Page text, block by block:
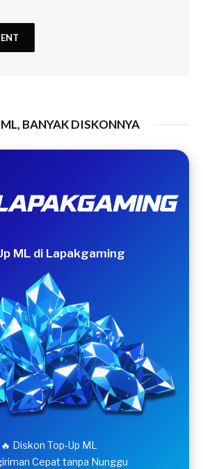
BANYAK DISKONNYA
ML di Lapakgaming
🔥 Diskon Top-Up ML
Cepat tanpa Nunggu